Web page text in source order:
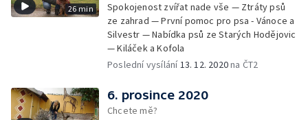
26 min
Spokojenost zvířat nade vše — Ztráty psů
ze zahrad — První pomoc pro psa - Vánoce a
Silvestr — Nabídka psů ze Starých Hodějovic
— Kiláček a Kofola
Poslední vysílání13. 12. 2020na ČT2
6. prosince 2020
Chcete mě?